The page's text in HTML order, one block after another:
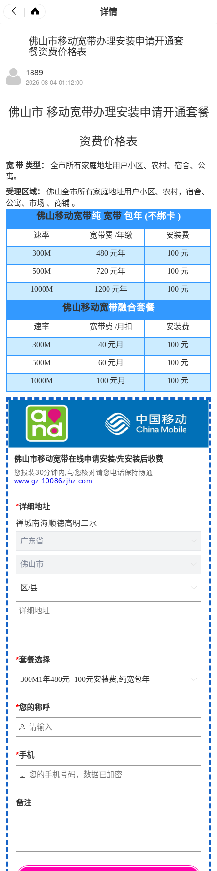
详情
佛山市移动宽带办理安装申请开通套
餐资费价格表
1889
2026-08-04 01:12:00
佛山市 移动宽带办理安装申请开通套餐
资费价格表
宽带类型：
全市所有家庭地址用户小区、农村、宿舍、公
寓。
受理区域：
佛山全市所有家庭地址用户小区、农村，宿舍、
公寓、市场 、商铺 。
佛山移动宽带纯 宽带 包年 (不绑卡 )
速率 宽带费 /年缴 安装费
300M 480 元年 100 元
500M 720 元年 100 元
1000M 1200 元年 100 元
佛山移动宽带融合套餐
速率 宽带费 /月扣 安装费
300M 40 元月 100 元
500M 60 元月 100 元
1000M 100 元月 100 元